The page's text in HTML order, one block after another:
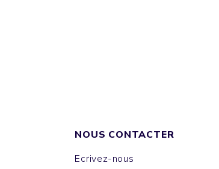
NOUS CONTACTER
Ecrivez-nous